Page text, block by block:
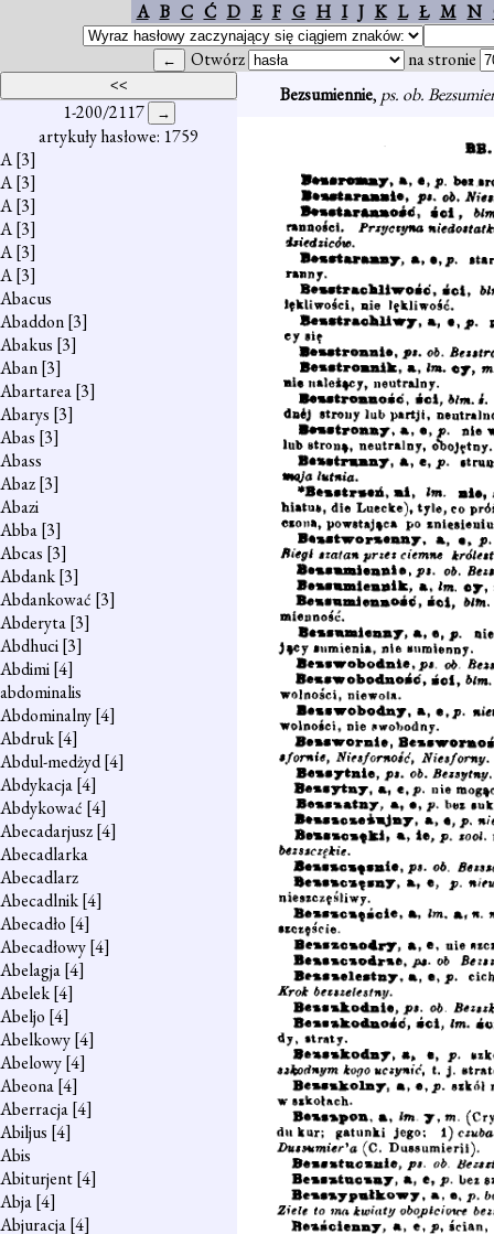
A B C Ć D E F G H I J K L Ł M N
Otwórz na stronie
1-200/2117
artykuły hasłowe: 1759
A[3]
A[3]
A[3]
A[3]
A[3]
A[3]
Abacus
Abaddon[3]
Abakus [3]
Aban[3]
Abartarea[3]
Abarys [3]
Abas [3]
Abass
Abaz[3]
Abazi
Abba[3]
Abcas [3]
Abdank[3]
Abdankować [3]
Abderyta[3]
Abdhuci[3]
Abdimi[4]
abdominalis
Abdominalny[4]
Abdruk[4]
Abdul-medżyd[4]
Abdykacja[4]
Abdykować [4]
Abecadarjusz[4]
Abecadlarka
Abecadlarz
Abecadlnik[4]
Abecadło [4]
Abecadłowy[4]
Abelagja[4]
Abelek[4]
Abeljo [4]
Abelkowy[4]
Abelowy[4]
Abeona[4]
Aberracja[4]
Abiljus [4]
Abis
Abiturjent[4]
Abja[4]
Abjuracja[4]
Bezsumiennie, ps. ob.